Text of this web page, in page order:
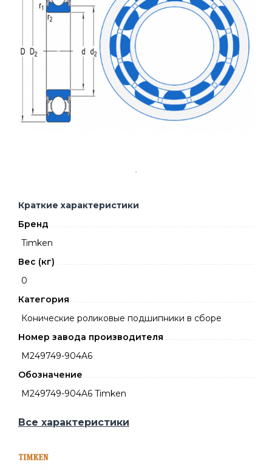
Краткие характеристики
Бренд
Timken
Вес (кг)
0
Категория
Конические роликовые подшипники в сборе
Номер завода производителя
M249749-904A6
Обозначение
M249749-904A6 Timken
Все характеристики